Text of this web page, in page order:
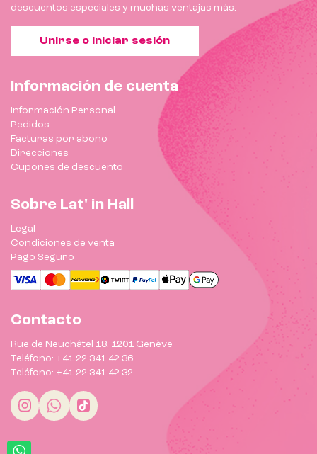
descuentos especiales y muchas ventajas más.
Unirse o iniciar sesión
Información de cuenta
Información Personal
Pedidos
Facturas por abono
Direcciones
Cupones de descuento
Sobre Lat' in Hall
Legal
Condiciones de venta
Pago Seguro
Contacto
Rue de Neuchâtel 18, 1201 Genève
Teléfono: +41 22 341 42 36
Teléfono: +41 22 341 42 32